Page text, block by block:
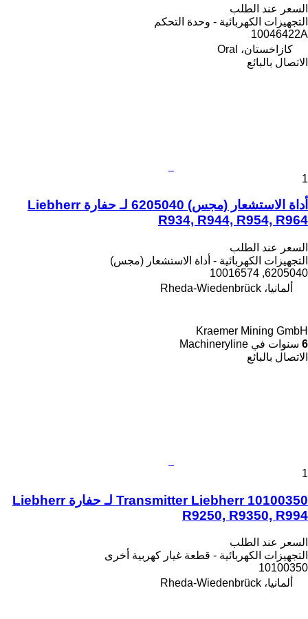
السعر عند الطلب
التجهيزات الكهربائية - وحدة التحكم
10046422A
كازاخستان، Oral
الاتصال بالبائع
1
أداة الاستشعار (مجس) 6205040 لـ حفارة Liebherr
R934, R944, R954, R964
السعر عند الطلب
التجهيزات الكهربائية - أداة الاستشعار (مجس)
6205040, 10016574
ألمانيا، Rheda-Wiedenbrück
Kraemer Mining GmbH
6 سنوات في Machineryline
الاتصال بالبائع
1
Transmitter Liebherr 10100350 لـ حفارة Liebherr
R9250, R9350, R994
السعر عند الطلب
التجهيزات الكهربائية - قطعة غيار كهربية أخرى
10100350
ألمانيا، Rheda-Wiedenbrück